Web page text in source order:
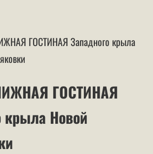
ГОСТИНАЯ Западного крыла
ГОСТИНАЯ
крыла Новой